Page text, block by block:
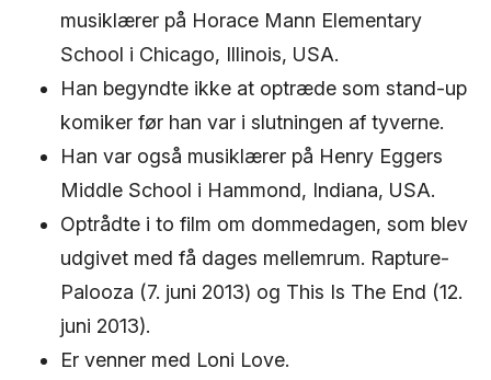
musiklærer på Horace Mann Elementary
School i Chicago, Illinois, USA.
Han begyndte ikke at optræde som stand-up
komiker før han var i slutningen af ​​tyverne.
Han var også musiklærer på Henry Eggers
Middle School i Hammond, Indiana, USA.
Optrådte i to film om dommedagen, som blev
udgivet med få dages mellemrum. Rapture-
Palooza (7. juni 2013) og This Is The End (12.
juni 2013).
Er venner med Loni Love.